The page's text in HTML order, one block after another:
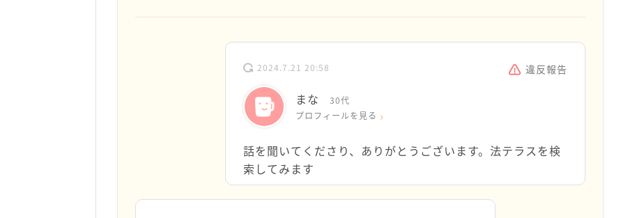
2024.7.21 20:58 違反報告
まな
30代
プロフィールを見る
話を聞いてくださり、ありがとうございます。法テラスを検
索してみます